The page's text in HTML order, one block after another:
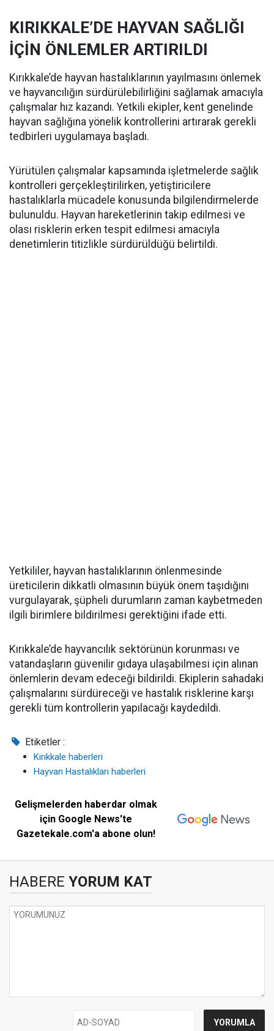
KIRIKKALE’DE HAYVAN SAĞLIĞI
İÇİN ÖNLEMLER ARTIRILDI
Kırıkkale’de hayvan hastalıklarının yayılmasını önlemek
ve hayvancılığın sürdürülebilirliğini sağlamak amacıyla
çalışmalar hız kazandı. Yetkili ekipler, kent genelinde
hayvan sağlığına yönelik kontrollerini artırarak gerekli
tedbirleri uygulamaya başladı.
Yürütülen çalışmalar kapsamında işletmelerde sağlık
kontrolleri gerçekleştirilirken, yetiştiricilere
hastalıklarla mücadele konusunda bilgilendirmelerde
bulunuldu. Hayvan hareketlerinin takip edilmesi ve
olası risklerin erken tespit edilmesi amacıyla
denetimlerin titizlikle sürdürüldüğü belirtildi.
Yetkililer, hayvan hastalıklarının önlenmesinde
üreticilerin dikkatli olmasının büyük önem taşıdığını
vurgulayarak, şüpheli durumların zaman kaybetmeden
ilgili birimlere bildirilmesi gerektiğini ifade etti.
Kırıkkale’de hayvancılık sektörünün korunması ve
vatandaşların güvenilir gıdaya ulaşabilmesi için alınan
önlemlerin devam edeceği bildirildi. Ekiplerin sahadaki
çalışmalarını sürdüreceği ve hastalık risklerine karşı
gerekli tüm kontrollerin yapılacağı kaydedildi.
Etiketler :
Kırıkkale haberleri
Hayvan Hastalıkları haberleri
Gelişmelerden haberdar olmak
için Google News'te
Gazetekale.com'a abone olun!
HABERE YORUM KAT